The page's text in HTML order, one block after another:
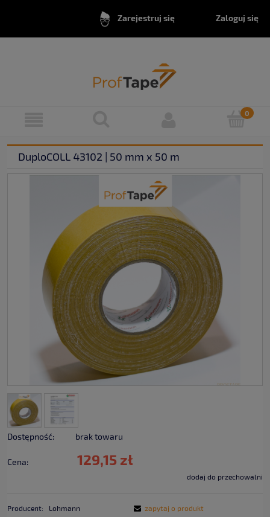
Zarejestruj się Zaloguj się
DuploCOLL 43102 | 50 mm x 50 m
Dostępność: brak towaru
Cena: 129,15 zł
dodaj do przechowalni
Producent:
Lohmann
zapytaj o produkt